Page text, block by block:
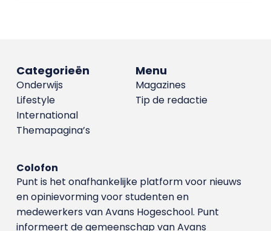
Menu
Magazines
Tip de redactie
Categorieën
Onderwijs
Lifestyle
International
Themapagina’s
Colofon
Punt is het onafhankelijke platform voor nieuws
en opinievorming voor studenten en
medewerkers van Avans Hoge­school. Punt
informeert de gemeenschap van Avans